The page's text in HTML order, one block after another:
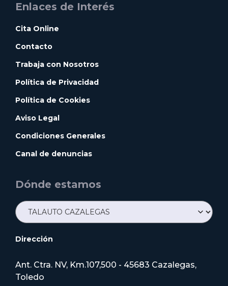
Enlaces de Interés
Cita Online
Contacto
Trabaja con Nosotros
Política de Privacidad
Política de Cookies
Aviso Legal
Condiciones Generales
Canal de denuncias
Dónde estamos
Dirección
Ant. Ctra. NV, Km.107,500 - 45683 Cazalegas,
Toledo